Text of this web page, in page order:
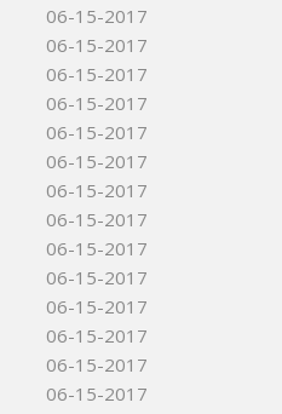
06-15-2017
06-15-2017
06-15-2017
06-15-2017
06-15-2017
06-15-2017
06-15-2017
06-15-2017
06-15-2017
06-15-2017
06-15-2017
06-15-2017
06-15-2017
06-15-2017